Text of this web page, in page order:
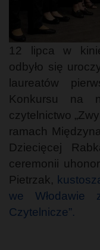
12 lipca w
odbyło się
laureatów
Konkursu na
czytelnictwo
ramach
Dziecięcej
ceremonii
Pietrzak,
we Włodawie
Czytelnicze”.